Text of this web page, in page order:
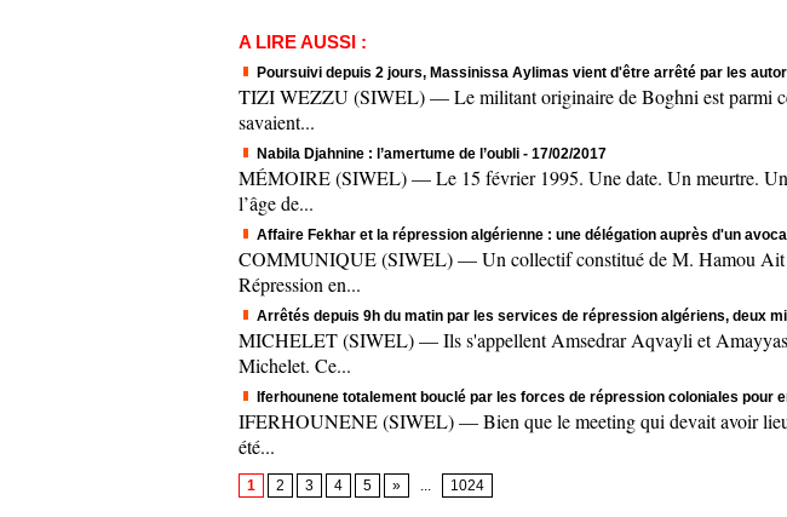
A LIRE AUSSI :
Poursuivi depuis 2 jours, Massinissa Aylimas vient d'être arrêté par les
TIZI WEZZU (SIWEL) — Le militant originaire de Boghni est parmi
savaient...
Nabila Djahnine : l’amertume de l’oubli - 17/02/2017
MÉMOIRE (SIWEL) — Le 15 février 1995. Une date. Un meurtre. Un
l’âge de...
Affaire Fekhar et la répression algérienne : une délégation auprès d'un
COMMUNIQUE (SIWEL) — Un collectif constitué de M. Hamou Ait
Répression en...
Arrêtés depuis 9h du matin par les services de répression algériens, deux
MICHELET (SIWEL) — Ils s'appellent Amsedrar Aqvayli et Amayyas
Michelet. Ce...
Iferhounene totalement bouclé par les forces de répression coloniales pour
IFERHOUNENE (SIWEL) — Bien que le meeting qui devait avoir lieu
été...
1 2 3 4 5 » 1024